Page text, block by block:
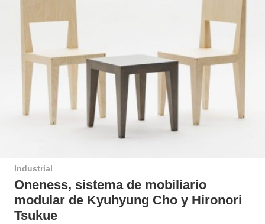
Industrial
Oneness, sistema de mobiliario
modular de Kyuhyung Cho y Hironori
Tsukue